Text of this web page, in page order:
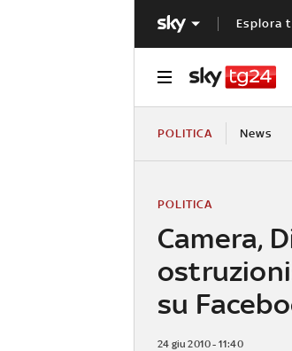
Esplora
POLITICA News
Camera,
su
POLITICA
24 giu 2010 - 11:40